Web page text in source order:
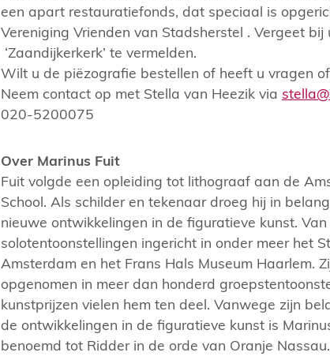
een apart restauratiefonds, dat speciaal is
Vereniging Vrienden van Stadsherstel . Vergeet
‘Zaandijkerkerk’ te vermelden.
Wilt u de piëzografie bestellen of heeft u vragen
Neem contact op met Stella van Heezik via
020-5200075
Over Marinus Fuit
Fuit volgde een opleiding tot lithograaf aan de
School. Als schilder en tekenaar droeg hij in
nieuwe ontwikkelingen in de figuratieve kunst.
solotentoonstellingen ingericht in onder meer het
Amsterdam en het Frans Hals Museum Haarlem.
opgenomen in meer dan honderd
kunstprijzen vielen hem ten deel. Vanwege zijn
de ontwikkelingen in de figuratieve kunst is
benoemd tot Ridder in de orde van Oranje Nassau.